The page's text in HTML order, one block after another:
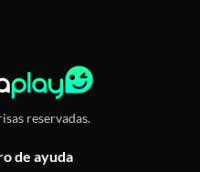
reservadas.
de ayuda